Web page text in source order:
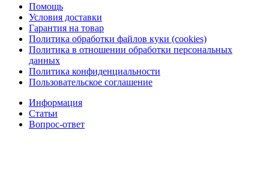
Помощь
Условия доставки
Гарантия на товар
Политика обработки файлов куки (cookies)
Политика в отношении обработки персональных
данных
Политика конфиденциальности
Пользовательское соглашение
Информация
Статьи
Вопрос-ответ